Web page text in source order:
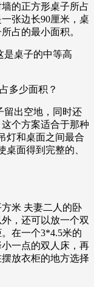
的正方形桌子所占
张边长90厘米，桌
占的最小面积。
是桌子的中等高
多少面积？
留出空地，同时还
个方案适合于那种
灯和桌面之间最合
桌面得到完整的、
米 夫妻二人的卧
，还可以放一个双
在一个3*4.5米的
一点的双人床，再
放衣柜的地方选择